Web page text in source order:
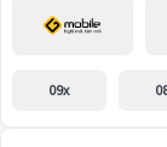
09x